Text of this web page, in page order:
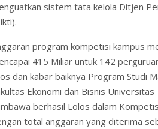
sistem tata kelola Ditjen
program kompetisi kampus
415 Miliar untuk 142
dan kabar baiknya Program Studi
Ekonomi dan Bisnis Universitas
berhasil Lolos dalam
total anggaran yang diterima